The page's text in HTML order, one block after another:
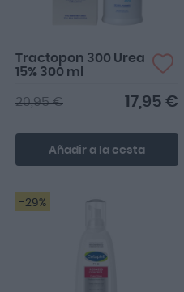
Tractopon 300 Urea
15% 300 ml
17,95 €
20,95 €
Añadir a la cesta
-29%